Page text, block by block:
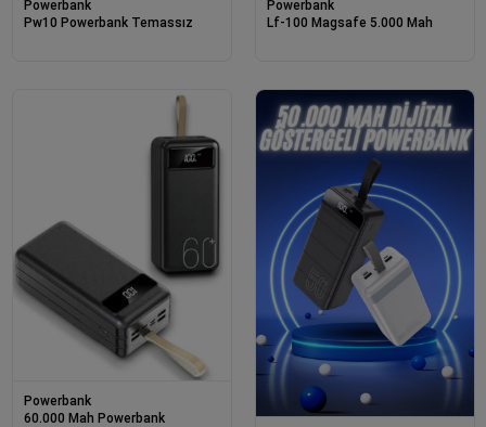
Powerbank
Pw10 Powerbank Temassız
Powerbank
Lf-100 Magsafe 5.000 Mah
Powerbank
60.000 Mah Powerbank